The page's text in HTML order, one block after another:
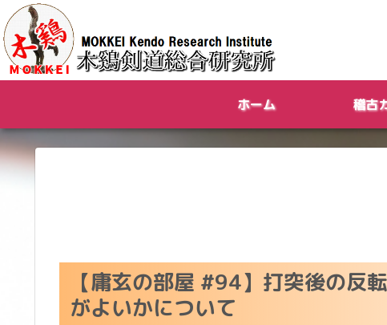
ホーム 稽古
【庸玄の部屋 #94】打突後の反
がよいかについて